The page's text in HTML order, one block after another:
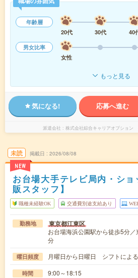
年齢層
20代
30代 40
男女比率
女性
もっと見る
気になる! 応募へ進む
派遣会社 株式会社綜合キャリアオプション
未読
NEW
掲載日 2026/08/08
お台場大手テレビ局内・シ
販スタッフ】
職種未経験OK 交通費別途支給あり
勤務地 東京都江東区
お台場海浜公園駅から徒歩5分
分
曜日頻度 月曜日から日曜日 シフトによる
時間 9:00～18:15